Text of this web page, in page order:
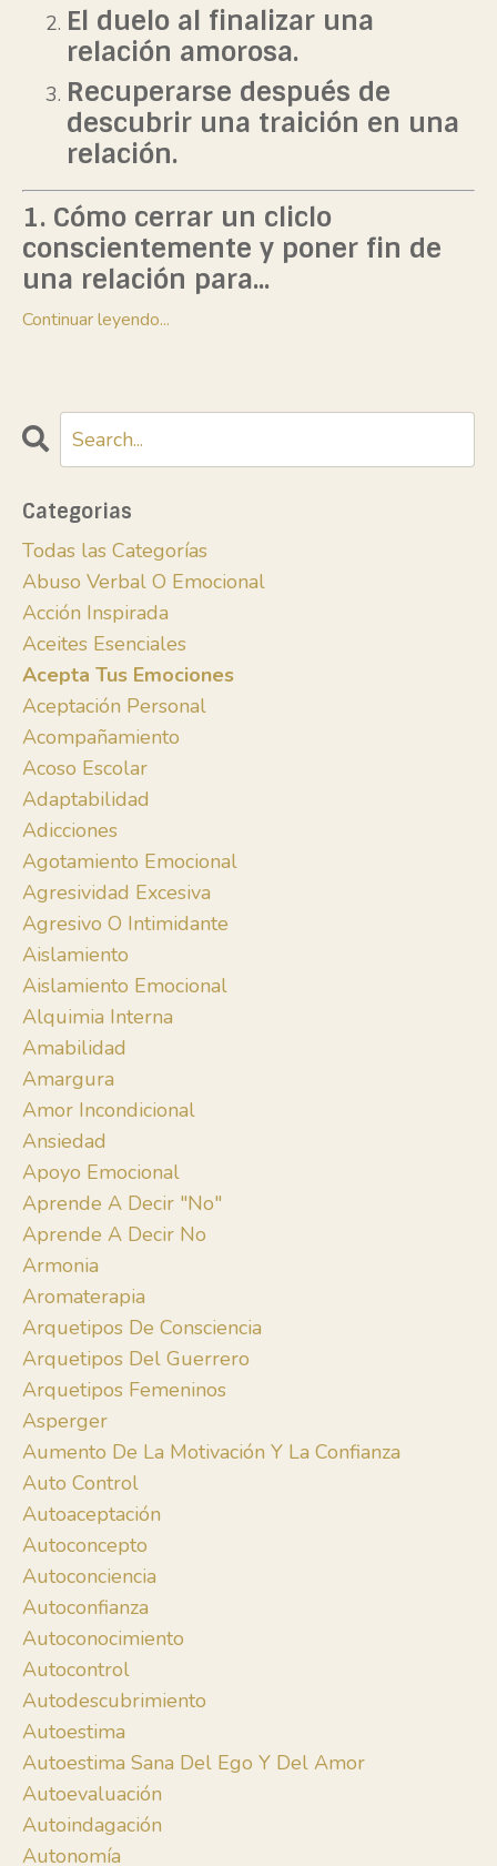
El duelo al finalizar una
relación amorosa.
Recuperarse después de
descubrir una traición en una
relación.
1. Cómo cerrar un cliclo
conscientemente y poner fin de
una relación para...
Continuar leyendo...
Categorias
Todas las Categorías
Abuso Verbal O Emocional
Acción Inspirada
Aceites Esenciales
Acepta Tus Emociones
Aceptación Personal
Acompañamiento
Acoso Escolar
Adaptabilidad
Adicciones
Agotamiento Emocional
Agresividad Excesiva
Agresivo O Intimidante
Aislamiento
Aislamiento Emocional
Alquimia Interna
Amabilidad
Amargura
Amor Incondicional
Ansiedad
Apoyo Emocional
Aprende A Decir "no"
Aprende A Decir No
Armonia
Aromaterapia
Arquetipos De Consciencia
Arquetipos Del Guerrero
Arquetipos Femeninos
Asperger
Aumento De La Motivación Y La Confianza
Auto Control
Autoaceptación
Autoconcepto
Autoconciencia
Autoconfianza
Autoconocimiento
Autocontrol
Autodescubrimiento
Autoestima
Autoestima Sana Del Ego Y Del Amor
Autoevaluación
Autoindagación
Autonomía